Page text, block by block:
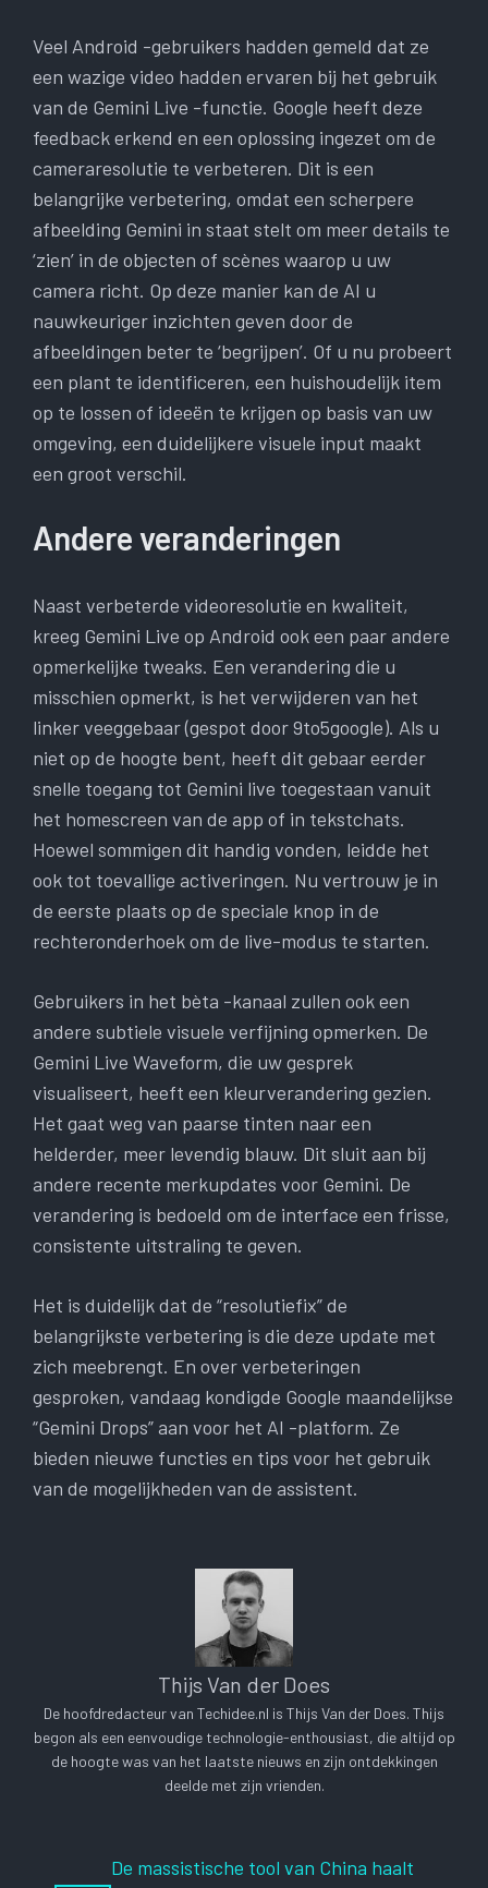
Veel Android -gebruikers hadden gemeld dat ze
een wazige video hadden ervaren bij het gebruik
van de Gemini Live -functie. Google heeft deze
feedback erkend en een oplossing ingezet om de
cameraresolutie te verbeteren. Dit is een
belangrijke verbetering, omdat een scherpere
afbeelding Gemini in staat stelt om meer details te
‘zien’ in de objecten of scènes waarop u uw
camera richt. Op deze manier kan de AI u
nauwkeuriger inzichten geven door de
afbeeldingen beter te ‘begrijpen’. Of u nu probeert
een plant te identificeren, een huishoudelijk item
op te lossen of ideeën te krijgen op basis van uw
omgeving, een duidelijkere visuele input maakt
een groot verschil.
Andere veranderingen
Naast verbeterde videoresolutie en kwaliteit,
kreeg Gemini Live op Android ook een paar andere
opmerkelijke tweaks. Een verandering die u
misschien opmerkt, is het verwijderen van het
linker veeggebaar (gespot door 9to5google). Als u
niet op de hoogte bent, heeft dit gebaar eerder
snelle toegang tot Gemini live toegestaan vanuit
het homescreen van de app of in tekstchats.
Hoewel sommigen dit handig vonden, leidde het
ook tot toevallige activeringen. Nu vertrouw je in
de eerste plaats op de speciale knop in de
rechteronderhoek om de live-modus te starten.
Gebruikers in het bèta -kanaal zullen ook een
andere subtiele visuele verfijning opmerken. De
Gemini Live Waveform, die uw gesprek
visualiseert, heeft een kleurverandering gezien.
Het gaat weg van paarse tinten naar een
helderder, meer levendig blauw. Dit sluit aan bij
andere recente merkupdates voor Gemini. De
verandering is bedoeld om de interface een frisse,
consistente uitstraling te geven.
Het is duidelijk dat de “resolutiefix” de
belangrijkste verbetering is die deze update met
zich meebrengt. En over verbeteringen
gesproken, vandaag kondigde Google maandelijkse
“Gemini Drops” aan voor het AI -platform. Ze
bieden nieuwe functies en tips voor het gebruik
van de mogelijkheden van de assistent.
Thijs Van der Does
De hoofdredacteur van Techidee.nl is Thijs Van der Does. Thijs
begon als een eenvoudige technologie-enthousiast, die altijd op
de hoogte was van het laatste nieuws en zijn ontdekkingen
deelde met zijn vrienden.
De massistische tool van China haalt